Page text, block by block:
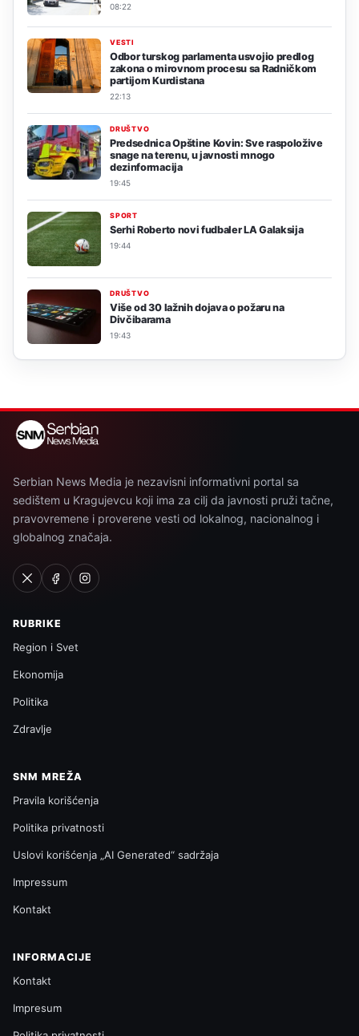
08:22
VESTI
Odbor turskog parlamenta usvojio predlog
zakona o mirovnom procesu sa Radničkom
partijom Kurdistana
22:13
DRUŠTVO
Predsednica Opštine Kovin: Sve raspoložive
snage na terenu, u javnosti mnogo
dezinformacija
19:45
SPORT
Serhi Roberto novi fudbaler LA Galaksija
19:44
DRUŠTVO
Više od 30 lažnih dojava o požaru na
Divčibarama
19:43
Serbian News Media je nezavisni informativni portal sa
sedištem u Kragujevcu koji ima za cilj da javnosti pruži tačne,
pravovremene i proverene vesti od lokalnog, nacionalnog i
globalnog značaja.
RUBRIKE
Region i Svet
Ekonomija
Politika
Zdravlje
SNM MREŽA
Pravila korišćenja
Politika privatnosti
Uslovi korišćenja „AI Generated“ sadržaja
Impressum
Kontakt
INFORMACIJE
Kontakt
Impresum